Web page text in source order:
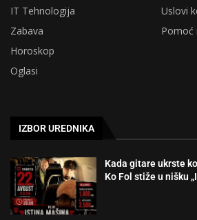
IT Tehnologija
Uslovi
Zabava
Pomoć
Horoskop
Oglasi
IZBOR UREDNIKA
Kada gitare ukrste
Ko Fol stiže u nišku